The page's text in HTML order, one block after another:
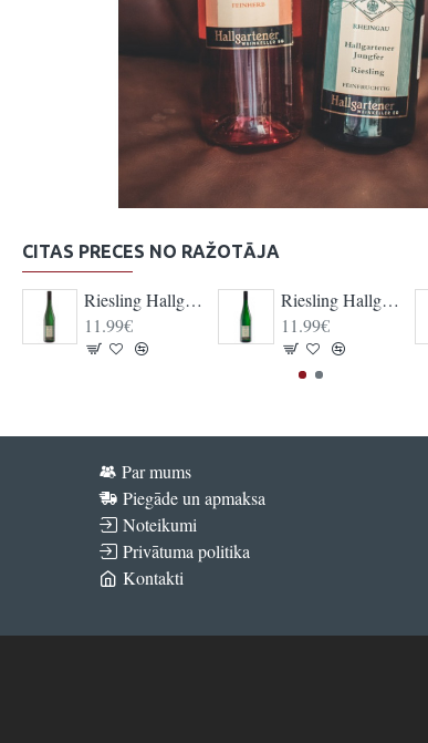
CITAS PRECES NO RAŽOTĀJA
Riesling Hallgartener Jungfer QbA Classic
11.99€
Riesling Hallgartener Jungfer QbA trocken
11.99€
Par mums
Piegāde un apmaksa
Noteikumi
Privātuma politika
Kontakti